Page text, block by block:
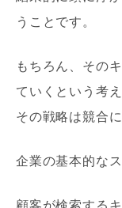
うことです。
もちろん、その
ていくという考
その戦略は競合
企業の基本的な